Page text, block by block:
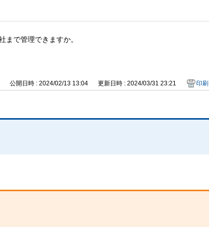
まで管理できますか。
公開日時 : 2024/02/13 13:04 更新日時 : 2024/03/31 23:21 印刷